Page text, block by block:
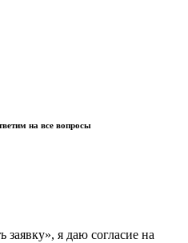
на все вопросы
я даю согласие на